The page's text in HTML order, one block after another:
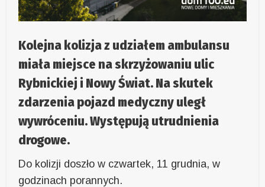
Kolejna kolizja z udziałem ambulansu
miała miejsce na skrzyżowaniu ulic
Rybnickiej i Nowy Świat. Na skutek
zdarzenia pojazd medyczny uległ
wywróceniu. Występują utrudnienia
drogowe.
Do kolizji doszło w czwartek, 11 grudnia, w
godzinach porannych.